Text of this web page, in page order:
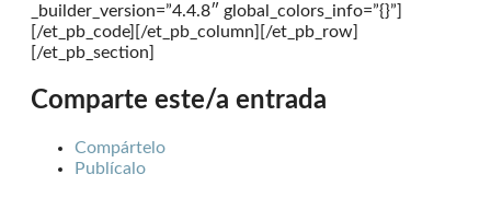
_builder_version=”4.4.8″ global_colors_info=”{}”]
[/et_pb_code][/et_pb_column][/et_pb_row]
[/et_pb_section]
Comparte este/a entrada
Compártelo
Publícalo